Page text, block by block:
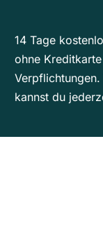
14 Tage
ohne
kannst du